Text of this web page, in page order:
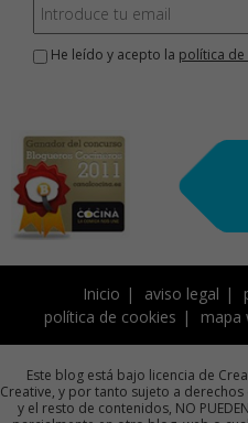
He leído y acepto la política
Inicio aviso legal
política de cookies
mapa
Este blog está bajo licencia de
Creative, y por tanto sujeto a
y el resto de contenidos, NO